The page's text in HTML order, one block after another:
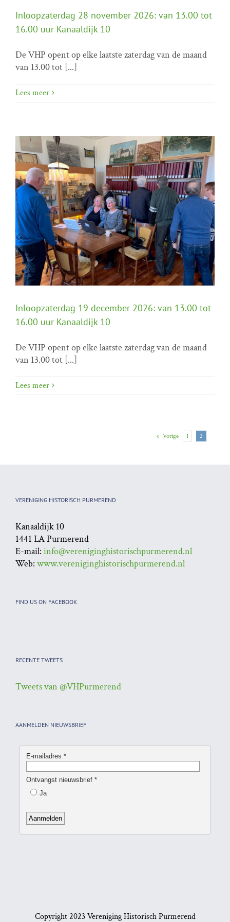
Inloopzaterdag 28 november 2026: van 13.00 tot
Home programma Inloopzaterdagen
Inloopzaterdag 28 november 2026: van 13.00 tot
16.00 uur Kanaaldijk 10
De VHP opent op elke laatste zaterdag van de maand
van 13.00 tot [...]
Lees meer
Inloopzaterdag 19 december 2026: van 13.00 tot
Inloopzaterdag 19 december 2026: van 13.00 tot
16.00 uur Kanaaldijk 10
De VHP opent op elke laatste zaterdag van de maand
van 13.00 tot [...]
Lees meer
Vorige 1 2
VERENIGING HISTORISCH PURMEREND
Kanaaldijk 10
1441 LA Purmerend
E-mail: info@vereniginghistorischpurmerend.nl
Web: www.vereniginghistorischpurmerend.nl
FIND US ON FACEBOOK
RECENTE TWEETS
Tweets van @VHPurmerend
AANMELDEN NIEUWSBRIEF
Copyright 2023 Vereniging Historisch Purmerend